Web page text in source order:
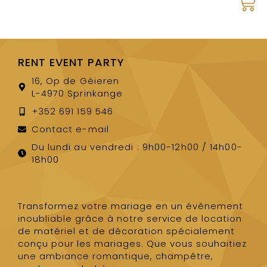
RENT EVENT PARTY
16, Op de Géieren
L-4970 Sprinkange
+352 691 159 546
Contact e-mail
Du lundi au vendredi : 9h00-12h00 / 14h00-
18h00
Transformez votre mariage en un événement
inoubliable grâce à notre service de location
de matériel et de décoration spécialement
conçu pour les mariages. Que vous souhaitiez
une ambiance romantique, champêtre,